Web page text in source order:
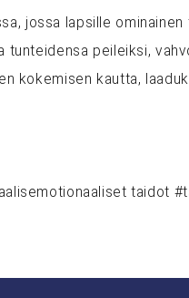
jossa lapsille
peileiksi,
kokemisen kautta,
taidot